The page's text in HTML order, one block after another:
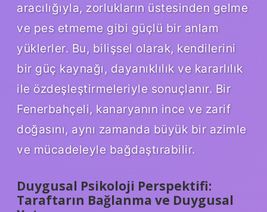
aracılığıyla, zorlukların üstesinden gelme
ve pes etmeme gibi güçlü bir anlam
yüklerler. Bu, bilişsel olarak, kendilerini
bir güç kaynağı, dayanıklılık ve kararlılık
ile özdeşleştirmeleriyle sonuçlanır. Bir
Fenerbahçeli, kanaryanın ince ve zarif
doğasını, aynı zamanda büyük bir azimle
ve mücadeleyle bağdaştırabilir.
Duygusal Psikoloji Perspektifi:
Taraftarın Bağlanma ve Duygusal